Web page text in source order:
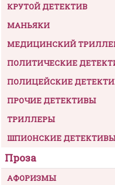
КРУТОЙ ДЕТЕКТИВ
МАНЬЯКИ
МЕДИЦИНСКИЙ
ПОЛИТИЧЕСКИЕ
ПОЛИЦЕЙСКИЕ
ПРОЧИЕ ДЕТЕКТИВЫ
ТРИЛЛЕРЫ
ШПИОНСКИЕ ДЕТЕКТИВЫ
Проза
АФОРИЗМЫ